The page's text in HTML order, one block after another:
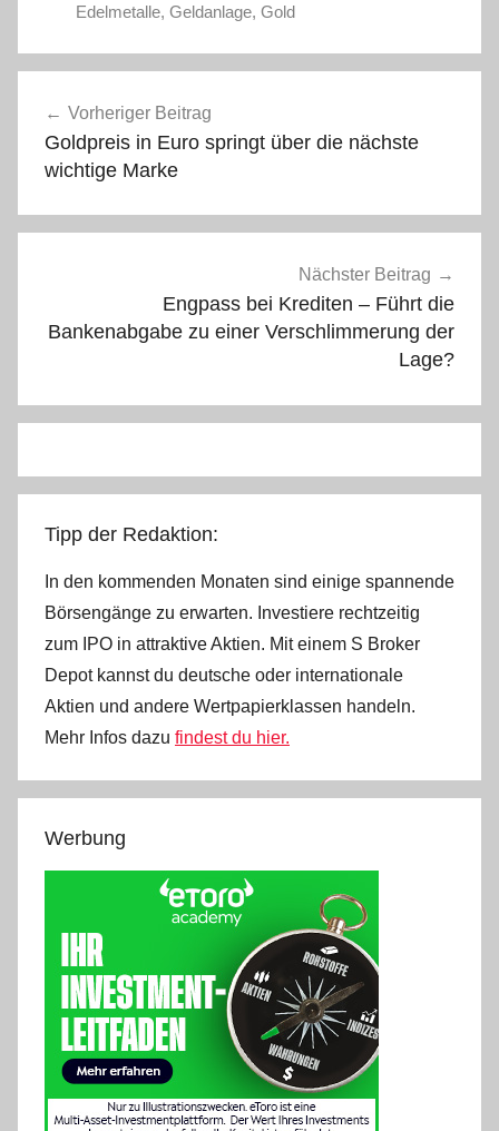
Edelmetalle, Geldanlage, Gold
Vorheriger Beitrag
Goldpreis in Euro springt über die nächste
wichtige Marke
Nächster Beitrag
Engpass bei Krediten – Führt die
Bankenabgabe zu einer Verschlimmerung der
Lage?
Tipp der Redaktion:
In den kommenden Monaten sind einige spannende
Börsengänge zu erwarten. Investiere rechtzeitig
zum IPO in attraktive Aktien. Mit einem S Broker
Depot kannst du deutsche oder internationale
Aktien und andere Wertpapierklassen handeln.
Mehr Infos dazu findest du hier.
Werbung